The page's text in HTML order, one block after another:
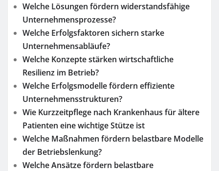
Welche Lösungen fördern widerstandsfähige
Unternehmensprozesse?
Welche Erfolgsfaktoren sichern starke
Unternehmensabläufe?
Welche Konzepte stärken wirtschaftliche
Resilienz im Betrieb?
Welche Erfolgsmodelle fördern effiziente
Unternehmensstrukturen?
Wie Kurzzeitpflege nach Krankenhaus für ältere
Patienten eine wichtige Stütze ist
Welche Maßnahmen fördern belastbare Modelle
der Betriebslenkung?
Welche Ansätze fördern belastbare